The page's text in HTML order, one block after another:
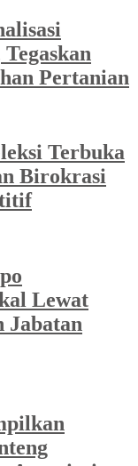
Pertanian
Terbuka
Birokrasi
Lewat
Jabatan